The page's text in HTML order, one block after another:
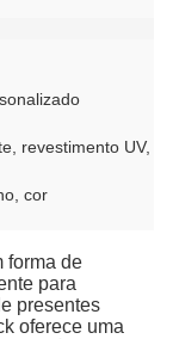
revestimento UV,
cor
forma de
para
presentes
oferece uma